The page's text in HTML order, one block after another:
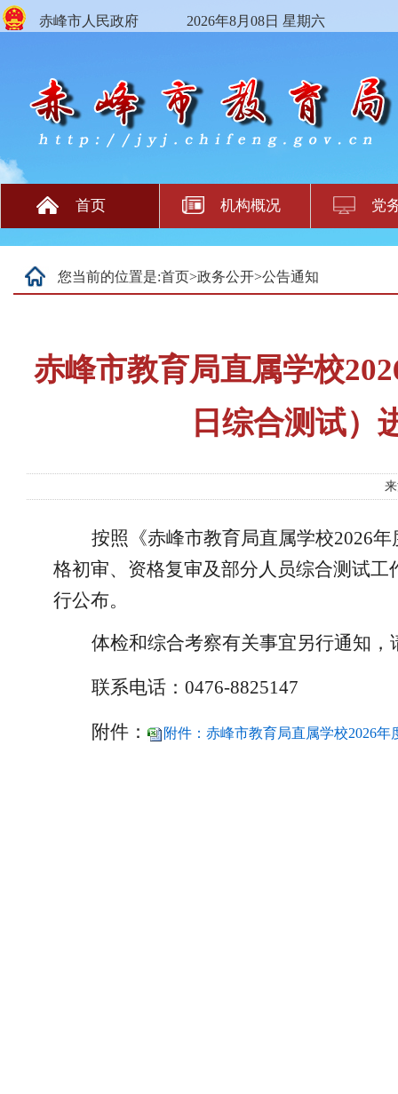
赤峰市人民政府 2026年8月08日 星期六
首页 机构概况 党
您当前的位置是:首页>政务公开>公告通知
赤峰市教育局直属学校
日综合测试）
按照《赤峰市教育局直属学校2026
格初审、资格复审及部分人员综合测试工
行公布。
体检和综合考察有关事宜另行通知
联系电话： 0476-8825147
附件： 附件：赤峰市教育局直属学校2026